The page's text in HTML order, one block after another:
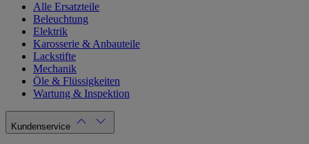
Alle Ersatzteile
Beleuchtung
Elektrik
Karosserie & Anbauteile
Lackstifte
Mechanik
Öle & Flüssigkeiten
Wartung & Inspektion
Kundenservice